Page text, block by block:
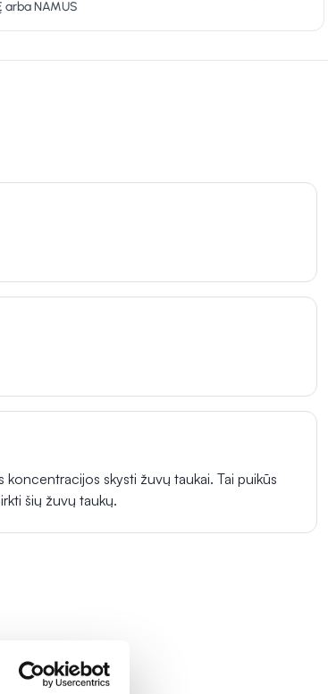
arba NAMUS
skysti žuvų taukai. Tai puikūs
šių žuvų taukų.